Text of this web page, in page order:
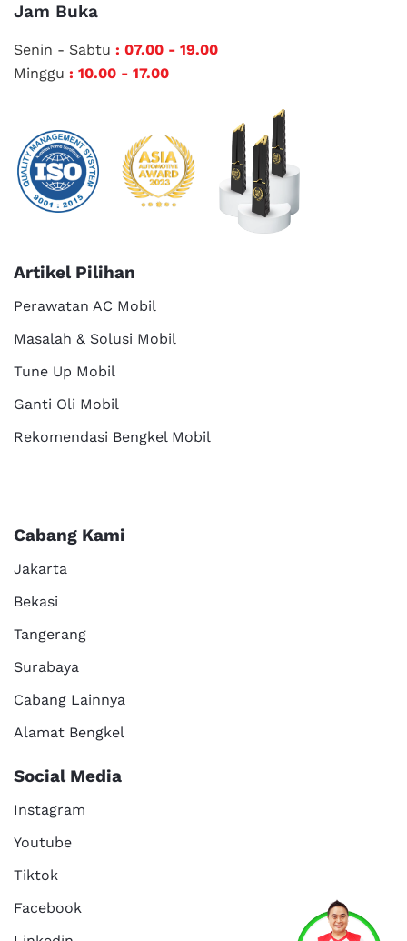
Jam Buka
Senin - Sabtu : 07.00 - 19.00
Minggu : 10.00 - 17.00
Artikel Pilihan
Perawatan AC Mobil
Masalah & Solusi Mobil
Tune Up Mobil
Ganti Oli Mobil
Rekomendasi Bengkel Mobil
Cabang Kami
Jakarta
Bekasi
Tangerang
Surabaya
Cabang Lainnya
Alamat Bengkel
Social Media
Instagram
Youtube
Tiktok
Facebook